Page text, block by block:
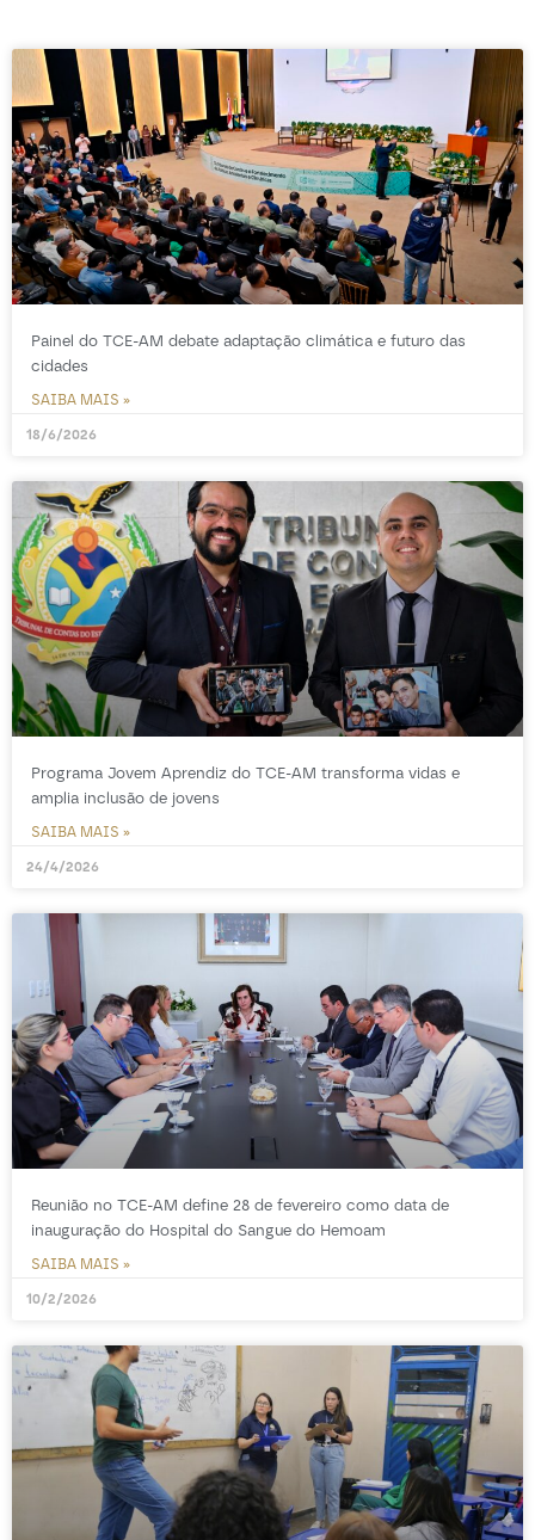
Painel do TCE-AM debate adaptação climática e futuro das
cidades
SAIBA MAIS »
18/6/2026
Programa Jovem Aprendiz do TCE-AM transforma vidas e
amplia inclusão de jovens
SAIBA MAIS »
24/4/2026
Reunião no TCE-AM define 28 de fevereiro como data de
inauguração do Hospital do Sangue do Hemoam
SAIBA MAIS »
10/2/2026